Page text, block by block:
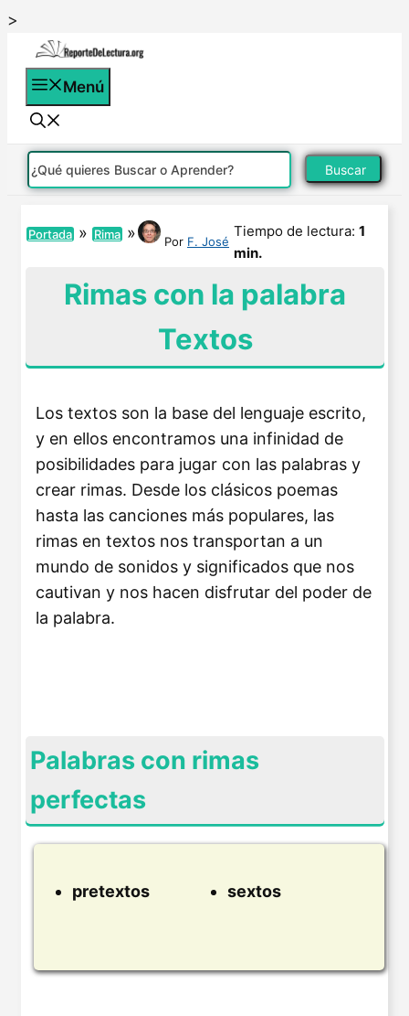
>
contenido
Menú
Buscar
Portada » Rima » Por F. José
Tiempo de lectura: 1
min.
Rimas con la palabra
Textos
Los textos son la base del lenguaje escrito,
y en ellos encontramos una infinidad de
posibilidades para jugar con las palabras y
crear rimas. Desde los clásicos poemas
hasta las canciones más populares, las
rimas en textos nos transportan a un
mundo de sonidos y significados que nos
cautivan y nos hacen disfrutar del poder de
la palabra.
Palabras con rimas
perfectas
pretextos sextos